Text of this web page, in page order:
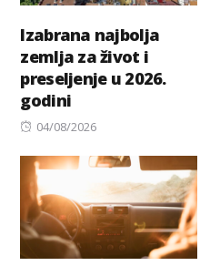
Izabrana najbolja
zemlja za život i
preseljenje u 2026.
godini
Posted
04/08/2026